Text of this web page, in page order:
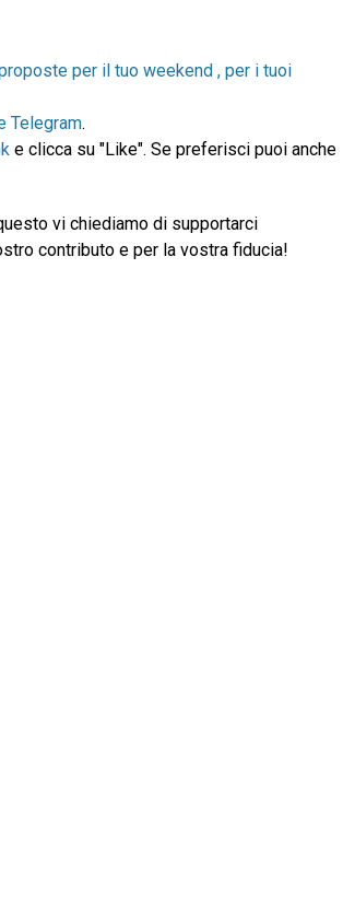
per il tuo weekend , per i tuoi
Telegram.
e clicca su "Like". Se preferisci puoi anche
vi chiediamo di supportarci
contributo e per la vostra fiducia!